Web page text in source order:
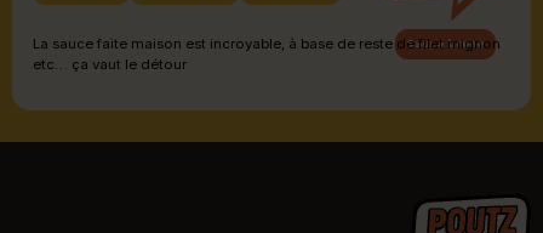
Sauce brune
La sauce faite maison est incroyable, à base de reste de filet mignon
etc… ça vaut le détour